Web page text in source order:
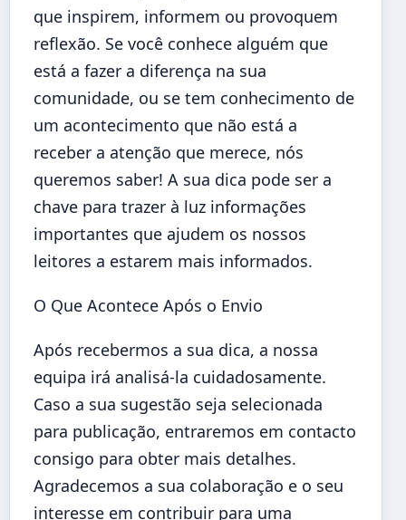
que inspirem, informem ou provoquem
reflexão. Se você conhece alguém que
está a fazer a diferença na sua
comunidade, ou se tem conhecimento de
um acontecimento que não está a
receber a atenção que merece, nós
queremos saber! A sua dica pode ser a
chave para trazer à luz informações
importantes que ajudem os nossos
leitores a estarem mais informados.
O Que Acontece Após o Envio
Após recebermos a sua dica, a nossa
equipa irá analisá-la cuidadosamente.
Caso a sua sugestão seja selecionada
para publicação, entraremos em contacto
consigo para obter mais detalhes.
Agradecemos a sua colaboração e o seu
interesse em contribuir para uma